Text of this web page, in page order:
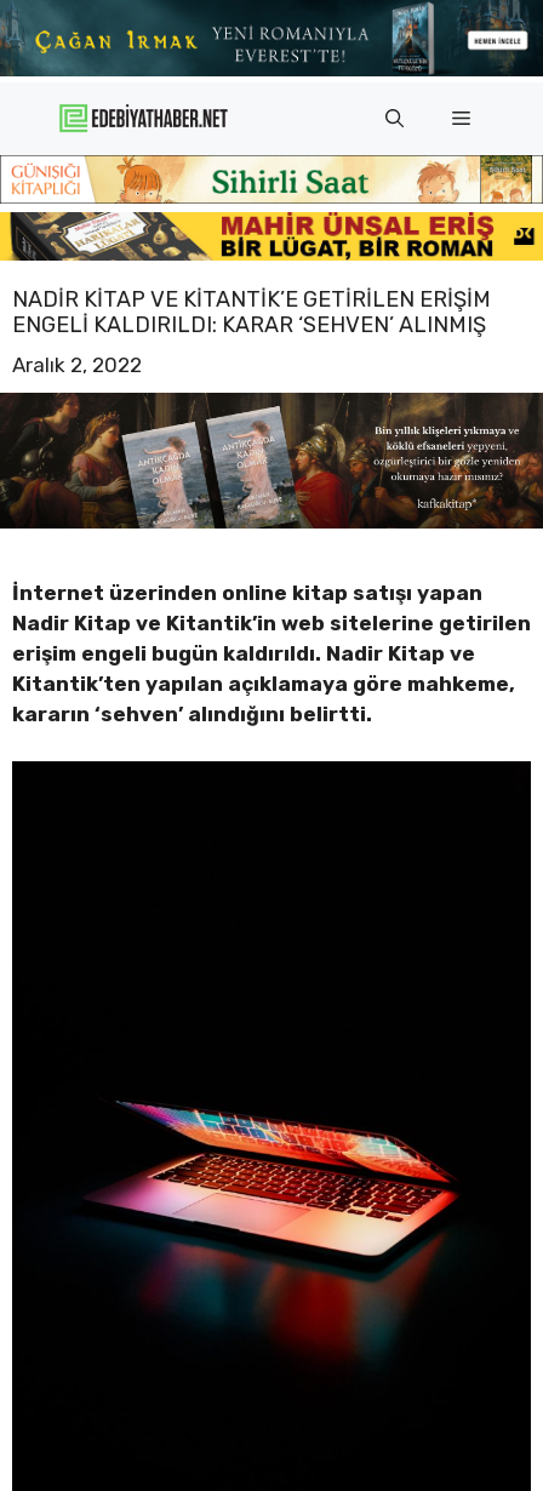
İçeriğe
atla
Menü
NADIR KITAP VE KITANTIK’E GETIRILEN ERIŞIM
ENGELI KALDIRILDI: KARAR ‘SEHVEN’ ALINMIŞ
Aralık 2, 2022
İnternet üzerinden online kitap satışı yapan
Nadir Kitap ve Kitantik’in web sitelerine getirilen
erişim engeli bugün kaldırıldı. Nadir Kitap ve
Kitantik’ten yapılan açıklamaya göre mahkeme,
kararın ‘sehven’ alındığını belirtti.